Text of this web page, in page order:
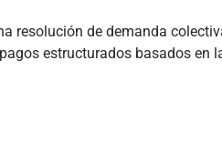
resolución de demanda
estructurados basados en